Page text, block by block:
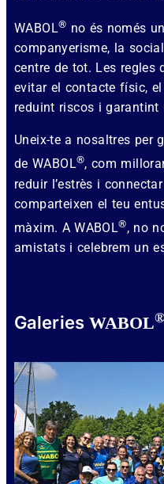
WABOL® no és només
companyerisme, la
centre de tot. Les regles
evitar el contacte físic,
reduint riscos i garantint
Uneix-te a nosaltres per
de WABOL®, com
reduir l’estrès i
comparteixen el teu
màxim. A WABOL®, no
amistats i celebrem un
Galeries WABOL®